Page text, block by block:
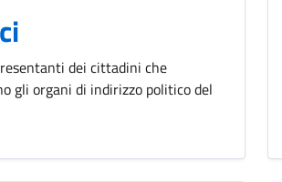
dei cittadini che
gli organi di indirizzo politico del